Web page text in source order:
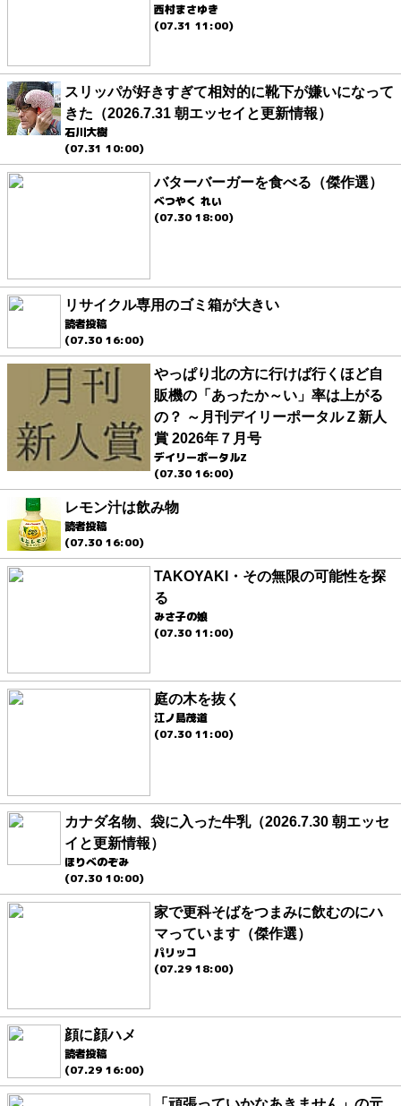
西村まさゆき
(07.31 11:00)
スリッパが好きすぎて相対的に靴下が嫌いになって
きた（2026.7.31 朝エッセイと更新情報）
石川大樹
(07.31 10:00)
バターバーガーを食べる（傑作選）
べつやく れい
(07.30 18:00)
リサイクル専用のゴミ箱が大きい
読者投稿
(07.30 16:00)
やっぱり北の方に行けば行くほど自
販機の「あったか～い」率は上がる
の？ ～月刊デイリーポータルＺ新人
賞 2026年７月号
デイリーポータルZ
(07.30 16:00)
レモン汁は飲み物
読者投稿
(07.30 16:00)
TAKOYAKI・その無限の可能性を探
る
みさ子の娘
(07.30 11:00)
庭の木を抜く
江ノ島茂道
(07.30 11:00)
カナダ名物、袋に入った牛乳（2026.7.30 朝エッセ
イと更新情報）
ほりべのぞみ
(07.30 10:00)
家で更科そばをつまみに飲むのにハ
マっています（傑作選）
パリッコ
(07.29 18:00)
顔に顔ハメ
読者投稿
(07.29 16:00)